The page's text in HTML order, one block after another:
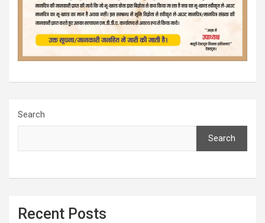
Search
Search
Recent Posts